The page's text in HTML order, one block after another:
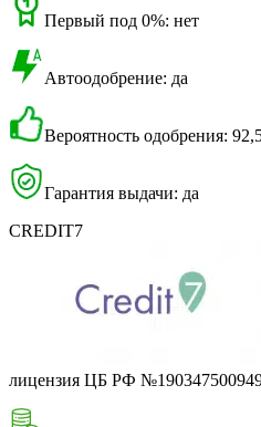
Первый под 0%: нет
Автоодобрение: да
Вероятность одобрения:
Гарантия выдачи: да
CREDIT7
лицензия ЦБ РФ